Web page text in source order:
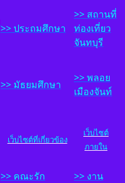
>> ประถมศึกษา
>> สถานที่
ท่องเที่ยว
จันทบุรี
>> มัธยมศึกษา
>> พลอย
เมืองจันท์
เว็บไซต์ที่เกี่ยวข้อง
เว็บไซต์
ภายใน
>> คณะรัก
>> งาน